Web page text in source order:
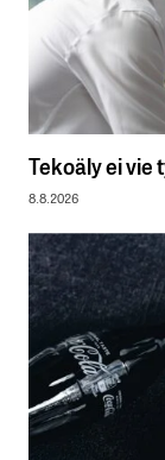
Tekoäly ei vie
8.8.2026